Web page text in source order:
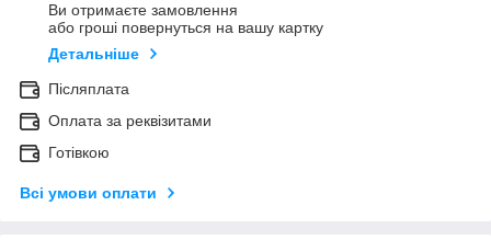
Ви отримаєте замовлення
або гроші повернуться на вашу картку
Детальніше
Післяплата
Оплата за реквізитами
Готівкою
Всі умови оплати